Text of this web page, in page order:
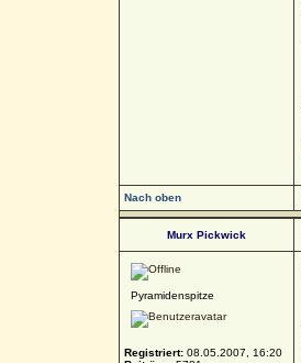
Nach oben
Murx Pickwick
Pyramidenspitze
Registriert:08.05.2007, 16:20